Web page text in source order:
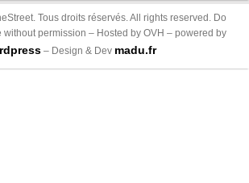
Tous droits réservés. All rights reserved. Do
without permission – Hosted by OVH – powered by
– Design & Dev madu.fr